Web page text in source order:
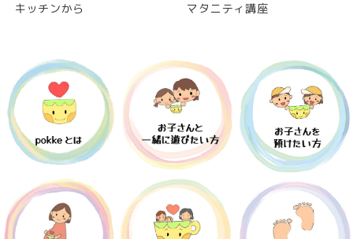
キッチンから マタニティ講座